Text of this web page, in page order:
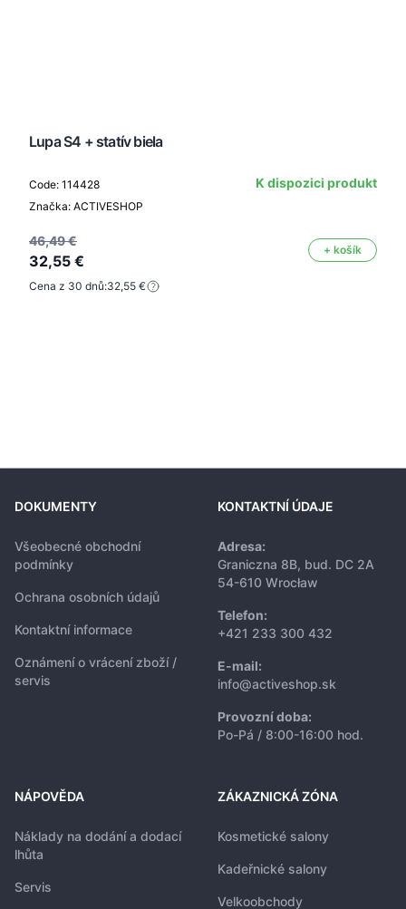
Lupa S4 + statív biela
Code: 114428
Značka: ACTIVESHOP
K dispozici produkt
46,49 €
32,55 €
+ košík
Cena z 30 dnů:32,55 €
DOKUMENTY
Všeobecné obchodní
podmínky
Ochrana osobních údajů
Kontaktní informace
Oznámení o vrácení zboží /
servis
KONTAKTNÍ ÚDAJE
Adresa:
Graniczna 8B, bud. DC 2A
54-610 Wrocław
Telefon:
+421 233 300 432
E-mail:
info@activeshop.sk
Provozní doba:
Po-Pá / 8:00-16:00 hod.
NÁPOVĚDA
Náklady na dodání a dodací
lhůta
Servis
ZÁKAZNICKÁ ZÓNA
Kosmetické salony
Kadeřnické salony
Velkoobchody